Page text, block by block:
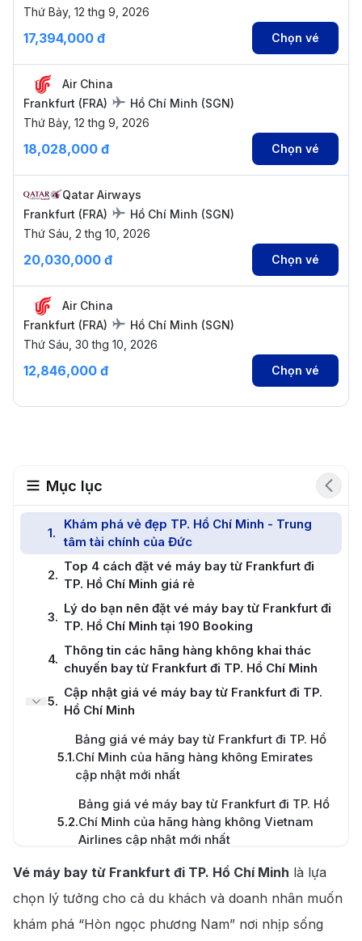
Thứ Bảy, 12 thg 9, 2026
17,394,000 đ Chọn vé
Air China
Frankfurt (FRA) Hồ Chí Minh (SGN)
Thứ Bảy, 12 thg 9, 2026
18,028,000 đ Chọn vé
Qatar Airways
Frankfurt (FRA) Hồ Chí Minh (SGN)
Thứ Sáu, 2 thg 10, 2026
20,030,000 đ Chọn vé
Air China
Frankfurt (FRA) Hồ Chí Minh (SGN)
Thứ Sáu, 30 thg 10, 2026
12,846,000 đ Chọn vé
Mục lục
1.
Khám phá vẻ đẹp TP. Hồ Chí Minh - Trung
tâm tài chính của Đức
2.
Top 4 cách đặt vé máy bay từ Frankfurt đi
TP. Hồ Chí Minh giá rẻ
3.
Lý do bạn nên đặt vé máy bay từ Frankfurt đi
TP. Hồ Chí Minh tại 190 Booking
4.
Thông tin các hãng hàng không khai thác
chuyến bay từ Frankfurt đi TP. Hồ Chí Minh
5.
Cập nhật giá vé máy bay từ Frankfurt đi TP.
Hồ Chí Minh
5.1.
Bảng giá vé máy bay từ Frankfurt đi TP. Hồ
Chí Minh của hãng hàng không Emirates
cập nhật mới nhất
5.2.
Bảng giá vé máy bay từ Frankfurt đi TP. Hồ
Chí Minh của hãng hàng không Vietnam
Airlines cập nhật mới nhất
Bảng giá vé máy bay từ Frankfurt đi TP. Hồ
Airways cập nhật mới nhất
6. Cẩm nang du lịch TP. Hồ Chí Minh
Vé máy bay từ Frankfurt đi TP. Hồ Chí Minh là lựa
chọn lý tưởng cho cả du khách và doanh nhân muốn
khám phá “Hòn ngọc phương Nam” nơi nhịp sống